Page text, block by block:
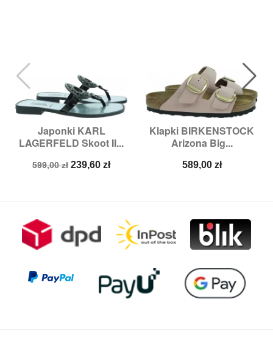
Japonki KARL
LAGERFELD Skoot II...
Cena
599,00 zł Cena
239,60 zł
Klapki BIRKENSTOCK
Arizona Big...
Cena
589,00 zł